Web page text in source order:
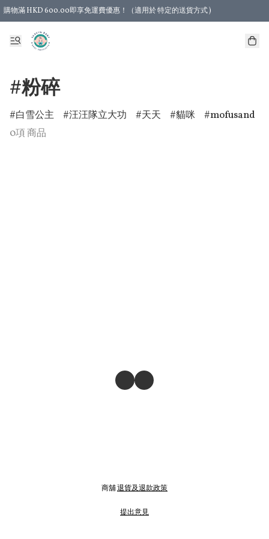
購物滿 HKD 600.00即享免運費優惠！（適用於 特定的送貨方式 )
#粉碎
白雪公主 汪汪隊立大功 天天 貓咪
mofusand
0項 商品
商舖退貨及退款政策
提出意見